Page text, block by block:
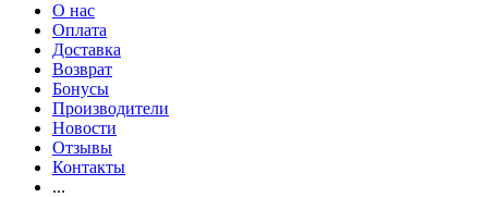
О нас
Оплата
Доставка
Возврат
Бонусы
Производители
Новости
Отзывы
Контакты
...